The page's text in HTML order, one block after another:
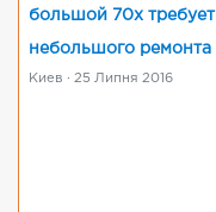
большой 70х требует
небольшого ремонта
Киев · 25 Липня 2016